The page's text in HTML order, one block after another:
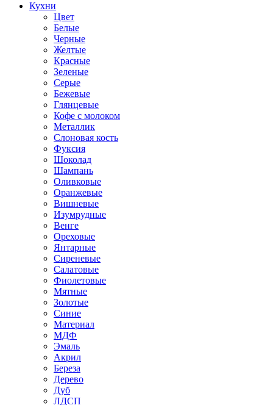
Кухни
Цвет
Белые
Черные
Желтые
Красные
Зеленые
Серые
Бежевые
Глянцевые
Кофе с молоком
Металлик
Слоновая кость
Фуксия
Шоколад
Шампань
Оливковые
Оранжевые
Вишневые
Изумрудные
Венге
Ореховые
Янтарные
Сиреневые
Салатовые
Фиолетовые
Мятные
Золотые
Синие
Материал
МДФ
Эмаль
Акрил
Береза
Дерево
Дуб
ЛДСП